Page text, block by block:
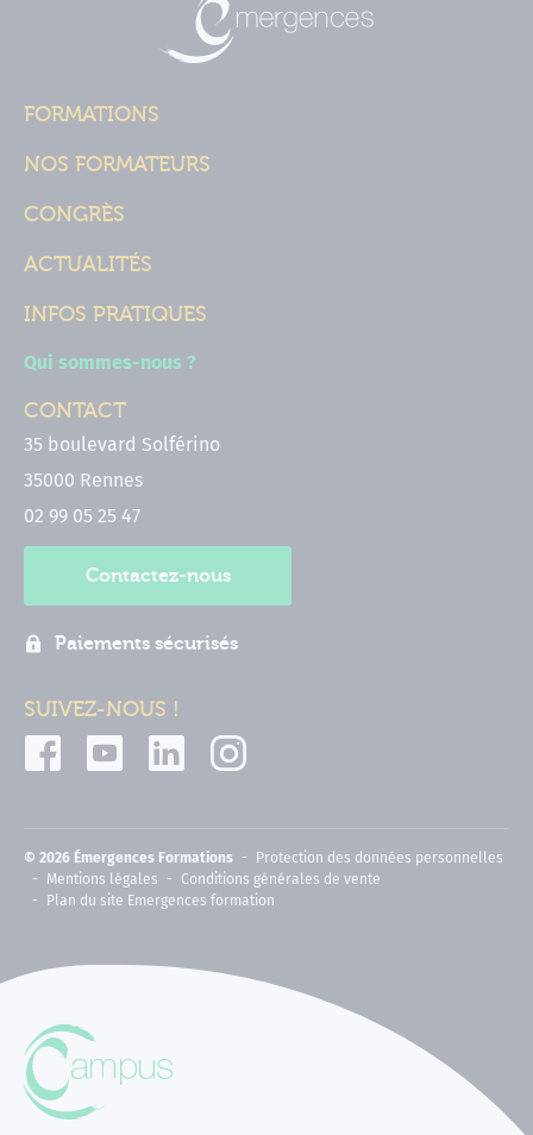
FORMATIONS
NOS FORMATEURS
CONGRÈS
ACTUALITÉS
INFOS PRATIQUES
Qui sommes-nous ?
CONTACT
35 boulevard Solférino
35000 Rennes
02 99 05 25 47
Contactez-nous
Paiements sécurisés
SUIVEZ-NOUS !
© 2026 Émergences Formations
Protection des données personnelles
Mentions légales
Conditions générales de vente
Plan du site Emergences formation